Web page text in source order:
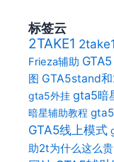
标签云
2TAKE1
Frieza辅助 GTA5
图 GTA5stand
gta5外挂 gta5暗
暗星辅助教程
GTA5线上模式
助2t为什么这么贵